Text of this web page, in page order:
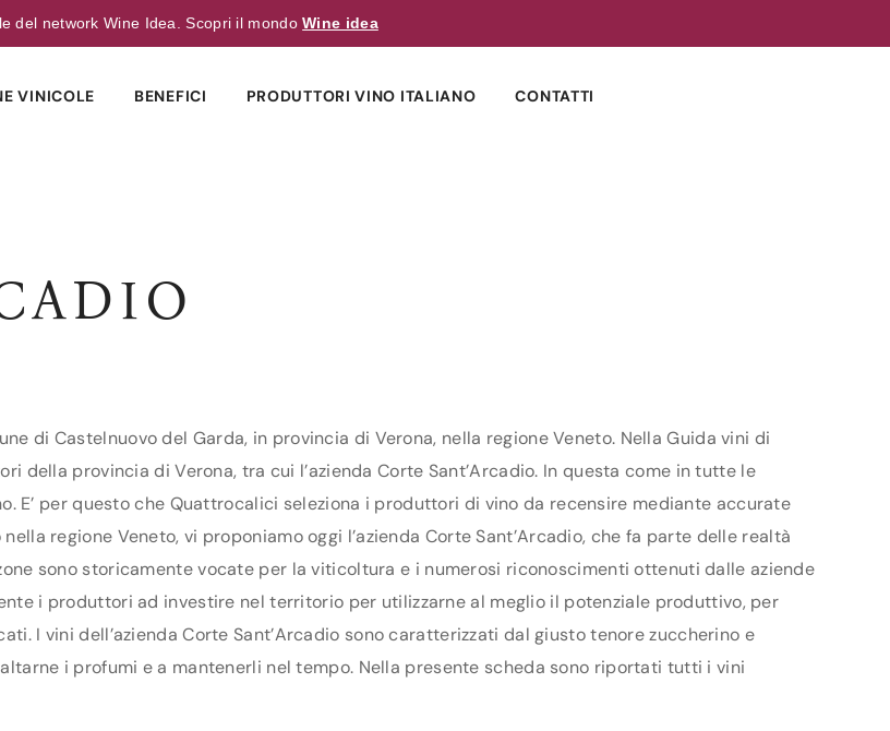
del network Wine Idea. Scopri il mondoWine idea
VINICOLE BENEFICI PRODUTTORI VINO ITALIANO CONTATTI
di Castelnuovo del Garda, in provincia di Verona, nella regione Veneto. Nella Guida vini di
provincia di Verona, tra cui l’azienda Corte Sant’Arcadio. In questa come in tutte le
E’ per questo che Quattrocalici seleziona i produttori di vino da recensire mediante accurate
regione Veneto, vi proponiamo oggi l’azienda Corte Sant’Arcadio, che fa parte delle realtà
sono storicamente vocate per la viticoltura e i numerosi riconoscimenti ottenuti dalle aziende
i produttori ad investire nel territorio per utilizzarne al meglio il potenziale produttivo, per
I vini dell’azienda Corte Sant’Arcadio sono caratterizzati dal giusto tenore zuccherino e
i profumi e a mantenerli nel tempo. Nella presente scheda sono riportati tutti i vini